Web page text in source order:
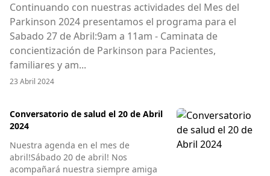
Continuando con nuestras actividades del Mes del
Parkinson 2024 presentamos el programa para el
Sabado 27 de Abril:9am a 11am - Caminata de
concientización de Parkinson para Pacientes,
familiares y am...
23 Abril 2024
Conversatorio de salud el 20 de Abril
2024
Nuestra agenda en el mes de
abril!Sábado 20 de abril! Nos
acompañará nuestra siempre amiga